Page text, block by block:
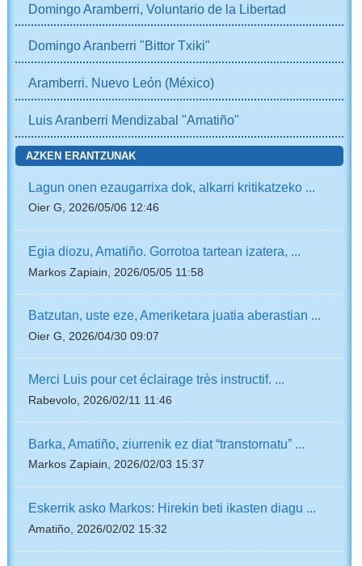
Domingo Aramberri, Voluntario de la Libertad
Domingo Aranberri "Bittor Txiki"
Aramberri. Nuevo León (México)
Luis Aranberri Mendizabal "Amatiño"
AZKEN ERANTZUNAK
Lagun onen ezaugarrixa dok, alkarri kritikatzeko ...
Oier G, 2026/05/06 12:46
Egia diozu, Amatiño. Gorrotoa tartean izatera, ...
Markos Zapiain, 2026/05/05 11:58
Batzutan, uste eze, Ameriketara juatia aberastian ...
Oier G, 2026/04/30 09:07
Merci Luis pour cet éclairage très instructif. ...
Rabevolo, 2026/02/11 11:46
Barka, Amatiño, ziurrenik ez diat “transtornatu” ...
Markos Zapiain, 2026/02/03 15:37
Eskerrik asko Markos: Hirekin beti ikasten diagu ...
Amatiño, 2026/02/02 15:32